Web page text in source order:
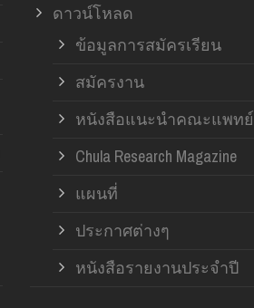
ดาวน์โหลด
ข้อมูลการสมัครเรียน
สมัครงาน
หนังสือแนะนำคณะแพทย์
Chula Research Magazine
แผนที่
ประกาศต่างๆ
หนังสือรายงานประจำปี